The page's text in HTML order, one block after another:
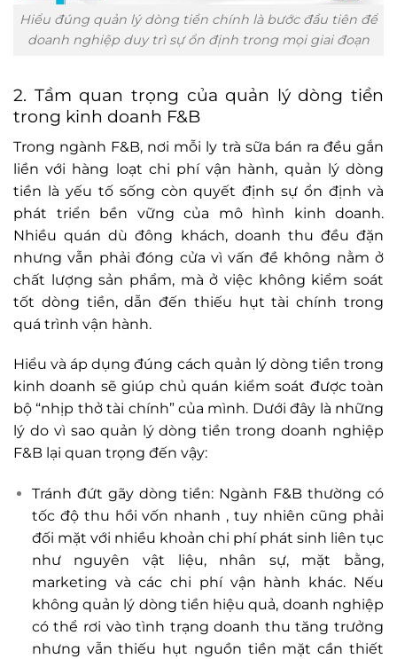
Hiểu đúng quản lý dòng tiền chính là bước đầu tiên để
doanh nghiệp duy trì sự ổn định trong mọi giai đoạn
2. Tầm quan trọng của quản lý dòng tiền
trong kinh doanh F&B
Trong ngành F&B, nơi mỗi ly trà sữa bán ra đều gắn
liền với hàng loạt chi phí vận hành, quản lý dòng
tiền là yếu tố sống còn quyết định sự ổn định và
phát triển bền vững của mô hình kinh doanh.
Nhiều quán dù đông khách, doanh thu đều đặn
nhưng vẫn phải đóng cửa vì vấn đề không nằm ở
chất lượng sản phẩm, mà ở việc không kiểm soát
tốt dòng tiền, dẫn đến thiếu hụt tài chính trong
quá trình vận hành.
Hiểu và áp dụng đúng cách quản lý dòng tiền trong
kinh doanh sẽ giúp chủ quán kiểm soát được toàn
bộ “nhịp thở tài chính” của mình. Dưới đây là những
lý do vì sao quản lý dòng tiền trong doanh nghiệp
F&B lại quan trọng đến vậy:
Tránh đứt gãy dòng tiền: Ngành F&B thường có
tốc độ thu hồi vốn nhanh , tuy nhiên cũng phải
đối mặt với nhiều khoản chi phí phát sinh liên tục
như nguyên vật liệu, nhân sự, mặt bằng,
marketing và các chi phí vận hành khác. Nếu
không quản lý dòng tiền hiệu quả, doanh nghiệp
có thể rơi vào tình trạng doanh thu tăng trưởng
nhưng vẫn thiếu hụt nguồn tiền mặt cần thiết